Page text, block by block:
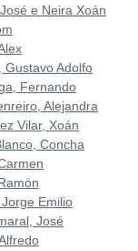
e Neira Xoán
Gustavo Adolfo
Fernando
Alejandra
Vilar, Xoán
Concha
Emilio
José